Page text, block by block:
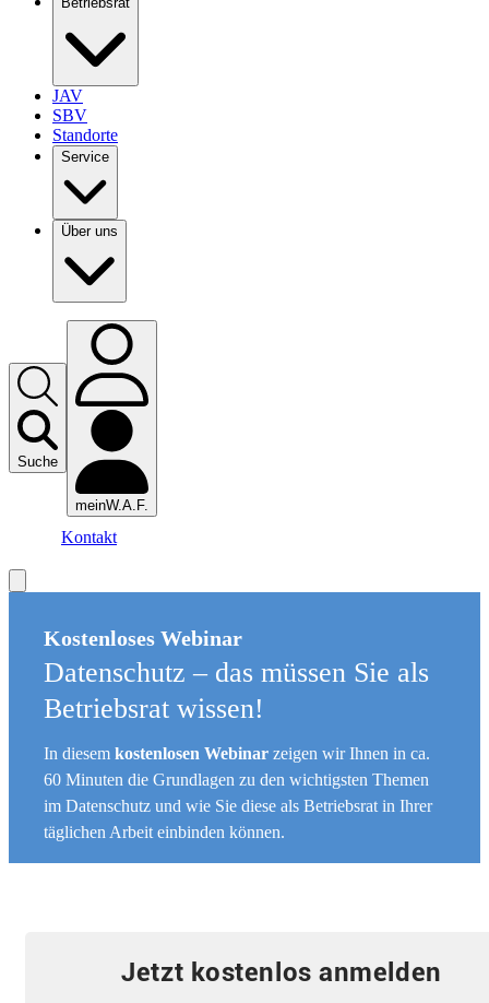
JAV
SBV
Standorte
Service
Über uns
Suche
meinW.A.F.
Kontakt
Kostenloses Webinar
Datenschutz – das müssen Sie als
Betriebsrat wissen!
In diesem kostenlosen Webinar zeigen wir Ihnen in ca.
60 Minuten die Grundlagen zu den wichtigsten Themen
im Datenschutz und wie Sie diese als Betriebsrat in Ihrer
täglichen Arbeit einbinden können.